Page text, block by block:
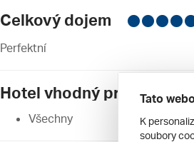
Celkový dojem
Perfektní
Hotel vhodný pro:
Všechny
Tato
K
soubory